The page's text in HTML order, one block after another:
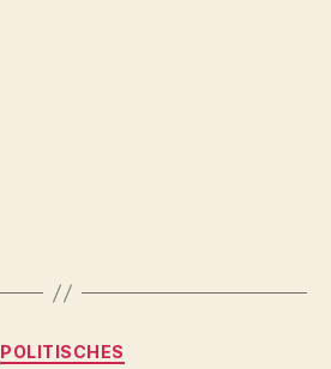
Kategorien
POLITISCHES